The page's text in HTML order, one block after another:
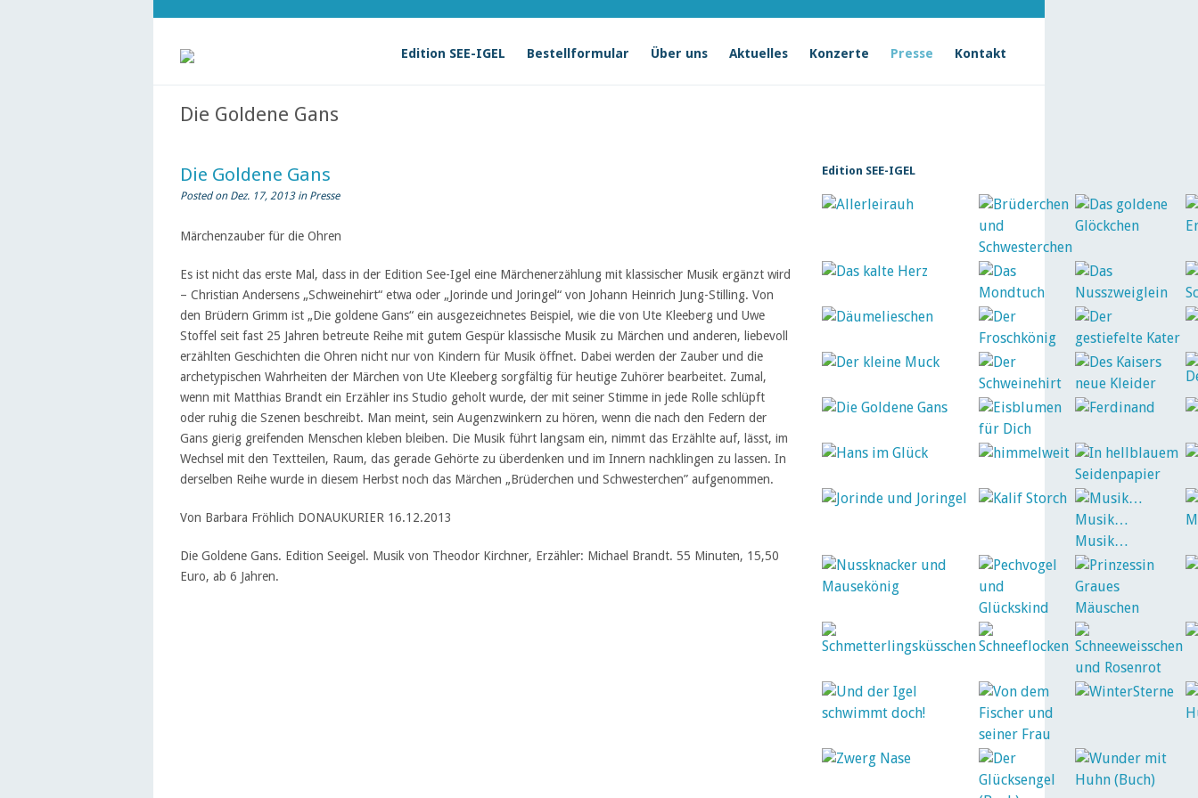
Edition SEE-IGEL Bestellformular Über uns Aktuelles Konzerte Presse Kontakt
Die Goldene Gans
Die Goldene Gans
Posted on Dez. 17, 2013 in Presse
Märchenzauber für die Ohren
Es ist nicht das erste Mal, dass in der Edition See-Igel eine Märchenerzählung mit klassischer Musik ergänzt wird
– Christian Andersens „Schweinehirt“ etwa oder „Jorinde und Joringel“ von Johann Heinrich Jung-Stilling. Von
den Brüdern Grimm ist „Die goldene Gans“ ein ausgezeichnetes Beispiel, wie die von Ute Kleeberg und Uwe
Stoffel seit fast 25 Jahren betreute Reihe mit gutem Gespür klassische Musik zu Märchen und anderen, liebevoll
erzählten Geschichten die Ohren nicht nur von Kindern für Musik öffnet. Dabei werden der Zauber und die
archetypischen Wahrheiten der Märchen von Ute Kleeberg sorgfältig für heutige Zuhörer bearbeitet. Zumal,
wenn mit Matthias Brandt ein Erzähler ins Studio geholt wurde, der mit seiner Stimme in jede Rolle schlüpft
oder ruhig die Szenen beschreibt. Man meint, sein Augenzwinkern zu hören, wenn die nach den Federn der
Gans gierig greifenden Menschen kleben bleiben. Die Musik führt langsam ein, nimmt das Erzählte auf, lässt, im
Wechsel mit den Textteilen, Raum, das gerade Gehörte zu überdenken und im Innern nachklingen zu lassen. In
derselben Reihe wurde in diesem Herbst noch das Märchen „Brüderchen und Schwesterchen” aufgenommen.
Von Barbara Fröhlich DONAUKURIER 16.12.2013
Die Goldene Gans. Edition Seeigel. Musik von Theodor Kirchner, Erzähler: Michael Brandt. 55 Minuten, 15,50
Euro, ab 6 Jahren.
Edition SEE-IGEL